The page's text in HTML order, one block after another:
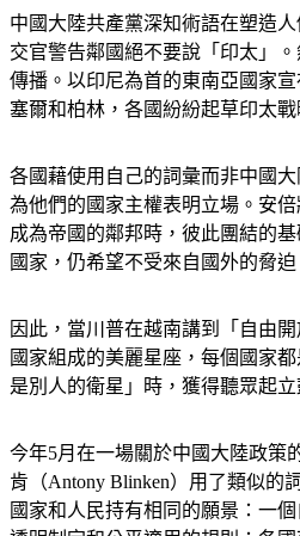
中國大陸共產黨深知術語在塑造
交官警告鄰國絕不要說「印太」
傳播。以印尼為首的東南亞國家
塞爾和柏林，各國紛紛起草印太戰
各國藉使用自己的詞彙而非中國
為他們的國家主權表明立場。安
成為帝國的鄰邦時，彼此團結的
國家，仍希望不受來自國外的脅迫
因此，當川普在越南講到「自由
國家組成的美麗星座，每個國家
是別人的衛星」時，獲得聽眾起立
今年5月在一場關於中國大陸政策
肯（Antony Blinken）用了類似的
國家和人民持有相同的願景：一